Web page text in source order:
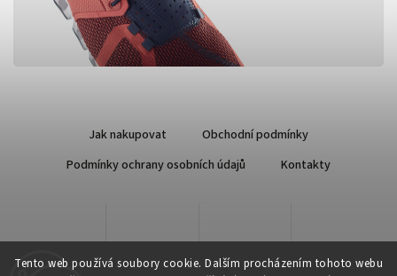
Tento web používá soubory cookie. Dalším procházením tohoto webu
Jak nakupovat
Obchodní podmínky
Podmínky ochrany osobních údajů
Kontakty